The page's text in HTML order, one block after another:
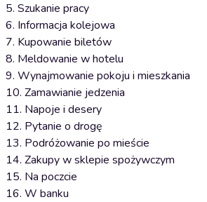
5. Szukanie pracy
6. Informacja kolejowa
7. Kupowanie biletów
8. Meldowanie w hotelu
9. Wynajmowanie pokoju i mieszkania
10. Zamawianie jedzenia
11. Napoje i desery
12. Pytanie o drogę
13. Podróżowanie po mieście
14. Zakupy w sklepie spożywczym
15. Na poczcie
16. W banku